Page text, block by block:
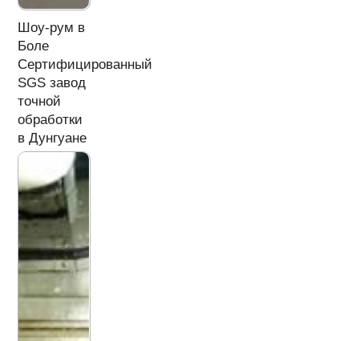
Шоу-рум в
Боле
Сертифицированный
SGS завод
точной
обработки
в Дунгуане